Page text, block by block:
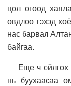
цол өгөөд
өвдлөө гэхэд
нас барвал
байгаа.
Еще ч ойлгох
нь буухаасаа